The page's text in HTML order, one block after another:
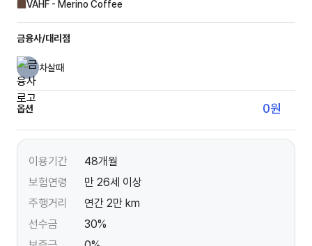
VAHF - Merino Coffee
금융사/대리점
차살때
옵션 0원
이용기간
48개월
보험연령
만 26세 이상
주행거리
연간 2만 km
선수금
30%